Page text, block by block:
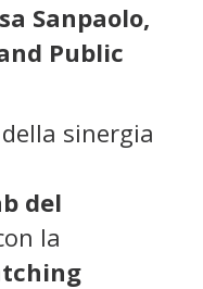
Sanpaolo,
Public
sinergia
del
la